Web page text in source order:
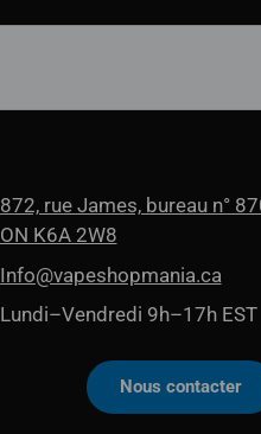
872, rue James, bureau n°
ON K6A 2W8
Info@vapeshopmania.ca
Lundi–Vendredi 9h–17h EST
Nous contacter